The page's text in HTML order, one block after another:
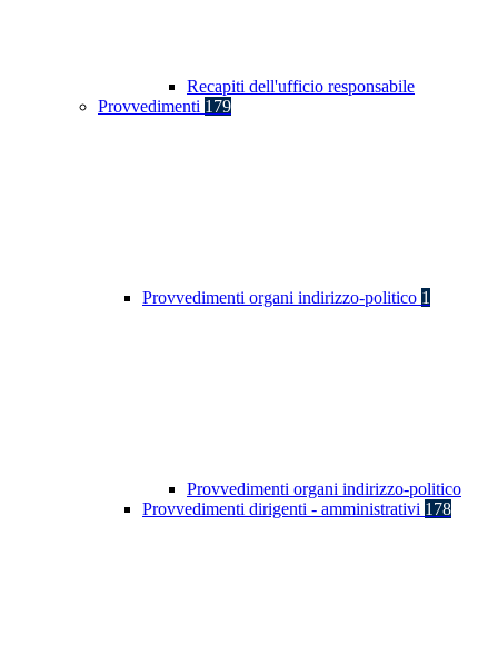
Recapiti dell'ufficio responsabile
Provvedimenti 179
Provvedimenti organi indirizzo-politico 1
Provvedimenti organi indirizzo-politico
Provvedimenti dirigenti - amministrativi 178